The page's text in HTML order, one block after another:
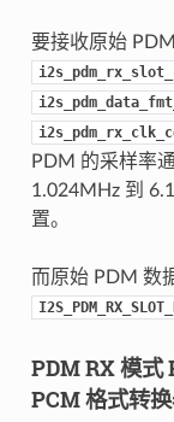
要接收原始
PDM 的采样率
1.024MHz 到
置。
而原始 PDM 数
PDM RX 模式
PCM 格式转换